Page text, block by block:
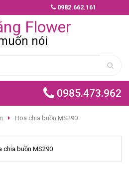
0982.662.161
Flower
nói
0985.473.962
Hoa chia buồn MS290